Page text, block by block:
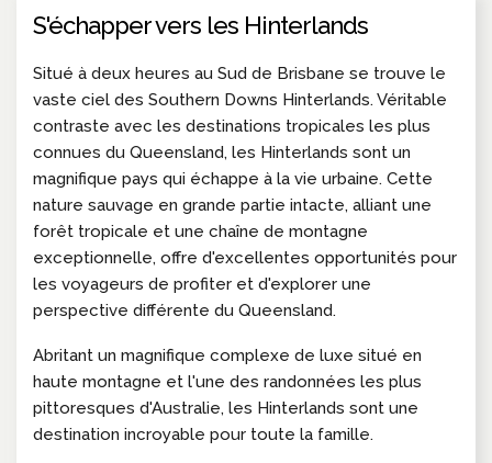
S'échapper vers les Hinterlands
Situé à deux heures au Sud de Brisbane se trouve le
vaste ciel des Southern Downs Hinterlands. Véritable
contraste avec les destinations tropicales les plus
connues du Queensland, les Hinterlands sont un
magnifique pays qui échappe à la vie urbaine. Cette
nature sauvage en grande partie intacte, alliant une
forêt tropicale et une chaîne de montagne
exceptionnelle, offre d'excellentes opportunités pour
les voyageurs de profiter et d'explorer une
perspective différente du Queensland.
Abritant un magnifique complexe de luxe situé en
haute montagne et l'une des randonnées les plus
pittoresques d'Australie, les Hinterlands sont une
destination incroyable pour toute la famille.